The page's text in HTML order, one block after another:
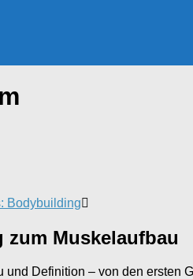
Bodybuilding
Muskelaufbau
Definition – von den